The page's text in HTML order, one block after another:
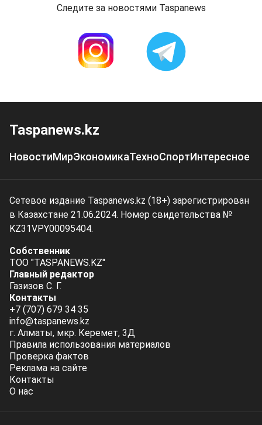
Следите за новостями Taspanews
Taspanews.kz
НовостиМирЭкономикаТехноСпортИнтересное
Сетевое издание Taspanews.kz (18+) зарегистрирован
в Казахстане 21.06.2024. Номер свидетельства №
KZ31VPY00095404.
Собственник
ТОО "TASPANEWS.KZ"
Главный редактор
Газизов С. Г.
Контакты
+7 (707) 679 34 35
info@taspanews.kz
г. Алматы, мкр. Керемет, 3Д
Правила использования материалов
Проверка фактов
Реклама на сайте
Контакты
О нас